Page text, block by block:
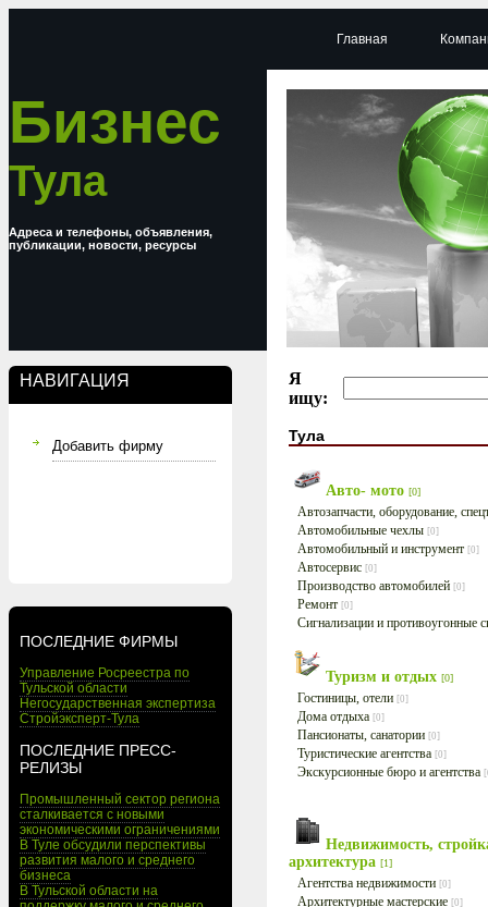
Бизнес
Тула
Адреса и телефоны, объявления,
публикации, новости, ресурсы
НАВИГАЦИЯ
Добавить фирму
ПОСЛЕДНИЕ ФИРМЫ
Управление Росреестра по
Тульской области
Негосударственная экспертиза
Стройэксперт-Тула
ПОСЛЕДНИЕ ПРЕСС-
РЕЛИЗЫ
Промышленный сектор региона
сталкивается с новыми
экономическими ограничениями
В Туле обсудили перспективы
развития малого и среднего
бизнеса
В Тульской области на
Главная
Я
ищу:
Тула
Авто- мото [0]
Автозапчасти, оборудование,
Автомобильные чехлы [0]
Автомобильный и инструмент [0]
Автосервис [0]
Производство автомобилей [0]
Ремонт [0]
Сигнализации и противоугонные
Туризм и отдых [0]
Гостиницы, отели [0]
Дома отдыха [0]
Пансионаты, санатории [0]
Туристические агентства [0]
Экскурсионные бюро и агентства
Недвижимость,
архитектура [1]
Агентства недвижимости [0]
Архитектурные мастерские [0]